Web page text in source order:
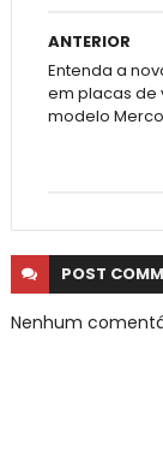
ANTERIOR
Entenda a
em placas de
modelo
POST
Nenhum